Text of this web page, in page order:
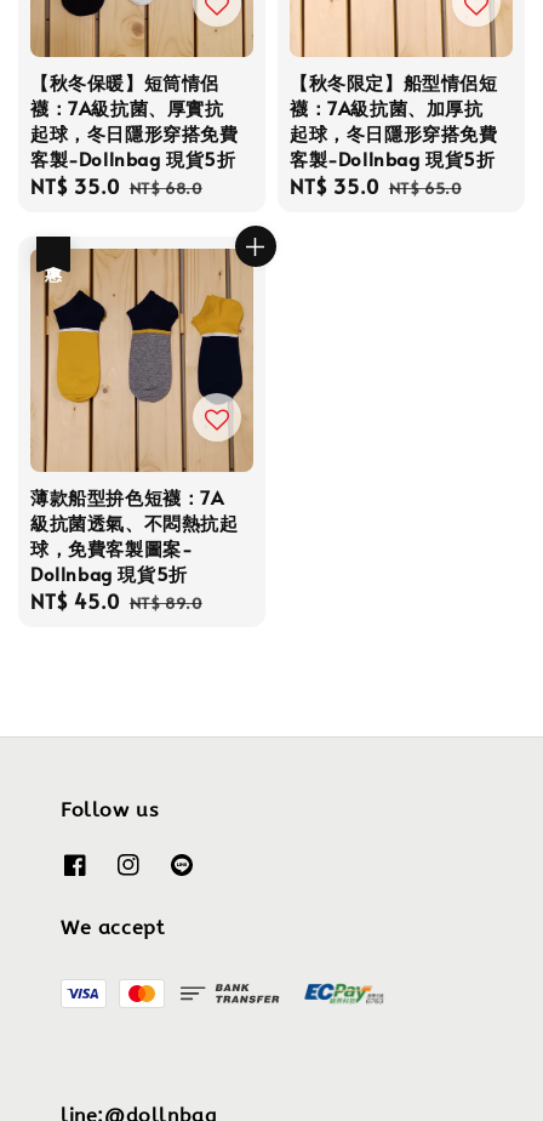
【秋冬保暖】短筒情侶
襪：7A級抗菌、厚實抗
起球，冬日隱形穿搭免費
客製-Dollnbag 現貨5折
Sale
NT$ 35.0 Regular
NT$ 68.0
【秋冬限定】船型情侶短
襪：7A級抗菌、加厚抗
起球，冬日隱形穿搭免費
客製-Dollnbag 現貨5折
Sale
NT$ 35.0 Regular
NT$ 65.0
薄款船型拚色短襪：7A
級抗菌透氣、不悶熱抗起
球，免費客製圖案-
Dollnbag 現貨5折
Sale
NT$ 45.0 Regular
NT$ 89.0
Follow us
We accept
line:@dollnbag